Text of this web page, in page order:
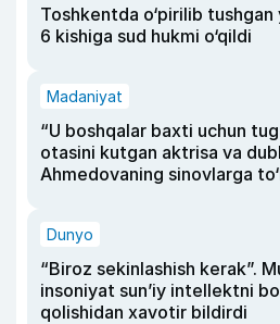
Toshkentda o‘pirilib tushgan
6 kishiga sud hukmi o‘qildi
Madaniyat
“U boshqalar baxti uchun
otasini kutgan aktrisa va
Ahmedovaning sinovlarga
Dunyo
“Biroz sekinlashish kerak”.
insoniyat sun’iy intellektni
qolishidan xavotir bildirdi